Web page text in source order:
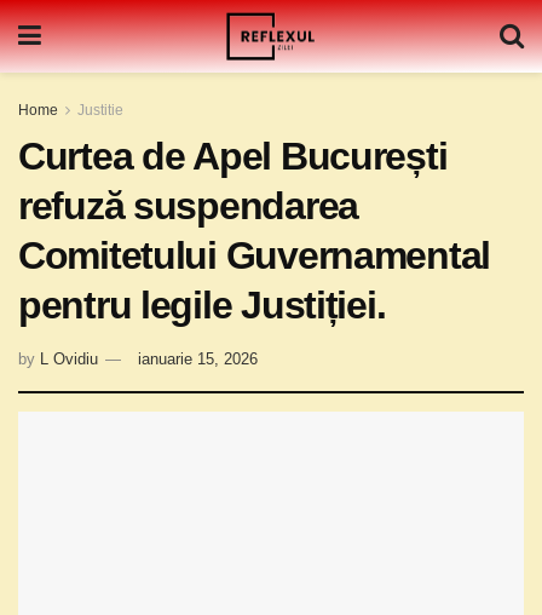
Home Justitie
Curtea de Apel București
refuză suspendarea
Comitetului Guvernamental
pentru legile Justiției.
by L Ovidiu ianuarie 15, 2026